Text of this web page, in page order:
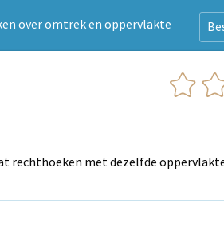
over omtrek en oppervlakte
rechthoeken met dezelfde